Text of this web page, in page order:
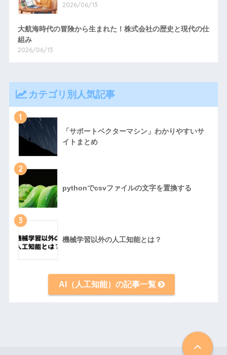
2026/06/13
大航海時代の冒険から生まれた！株式会社の歴史と現代の仕
組み
2026/06/13
カテゴリ別人気記事
1
「サポートベクターマシン」わかりやすいサ
イトまとめ
2
pythonでcsvファイルの文字を置換する
3
機械学習以外の人工知能とは？
AI（人工知能）の記事一覧